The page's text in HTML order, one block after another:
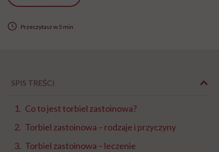
Przeczytasz w 5 min
SPIS TREŚCI
Co to jest torbiel zastoinowa?
Torbiel zastoinowa – rodzaje i przyczyny
Torbiel zastoinowa – leczenie